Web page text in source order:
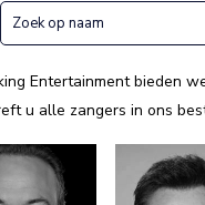
Entertainment bieden
u alle zangers in ons